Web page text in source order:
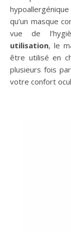
qu’un masque
vue de
utilisation, le
être utilisé en
plusieurs fois
votre confort